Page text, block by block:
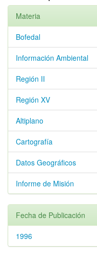
Materia
Bofedal
Información Ambiental
Región II
Región XV
Altiplano
Cartografía
Datos Geográficos
Informe de Misión
Fecha de Publicación
1996